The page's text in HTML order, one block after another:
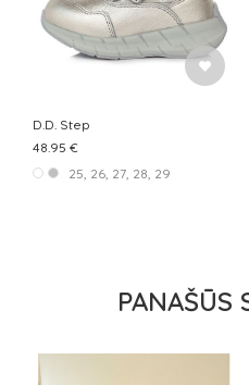
D.D. Step
48.95 €
25, 26, 27, 28, 29
PANAŠŪS